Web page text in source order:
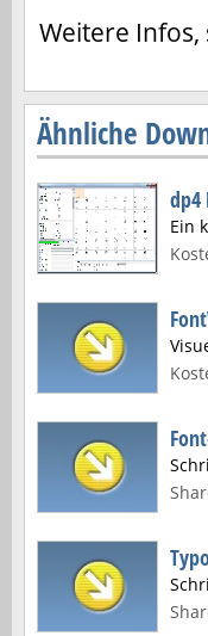
Weitere
Ähnliche
dp4
Ein